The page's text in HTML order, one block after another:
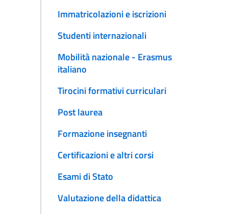
Immatricolazioni e iscrizioni
Studenti internazionali
Mobilità nazionale - Erasmus
italiano
Tirocini formativi curriculari
Post laurea
Formazione insegnanti
Certificazioni e altri corsi
Esami di Stato
Valutazione della didattica